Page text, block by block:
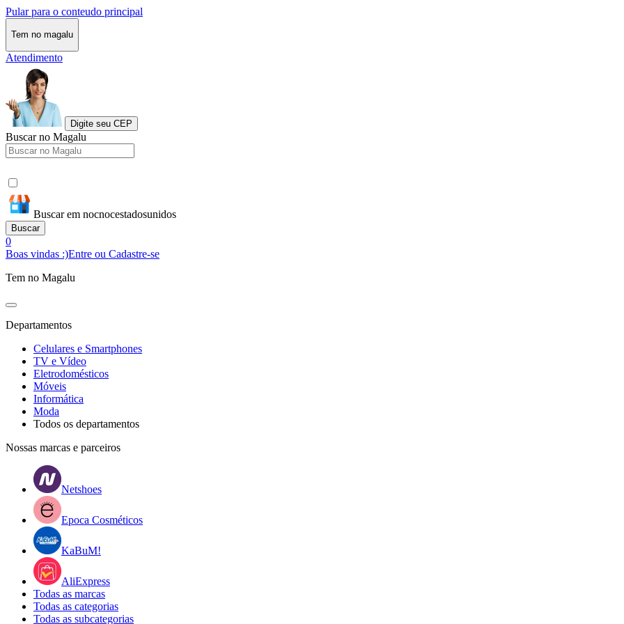
Pular para o conteudo principal
Tem no magalu
Atendimento
Digite seu CEP
Buscar no Magalu
Buscar em nocnocestadosunidos
Buscar
0
Boas vindas :)Entre ou Cadastre-se
Tem no Magalu
Departamentos
Celulares e Smartphones
TV e Vídeo
Eletrodomésticos
Móveis
Informática
Moda
Todos os departamentos
Nossas marcas e parceiros
Netshoes
Epoca Cosméticos
KaBuM!
AliExpress
Todas as marcas
Todas as categorias
Todas as subcategorias